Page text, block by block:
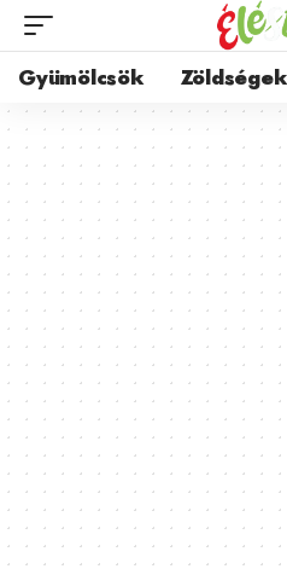
Gyümölcsök Zöldségek